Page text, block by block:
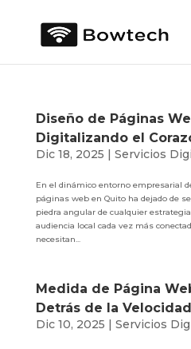
Diseño de Páginas
Digitalizando el
Dic 18, 2025 | Servicios
En el dinámico entorno empresarial
páginas web en Quito ha dejado de
piedra angular de cualquier
audiencia local cada vez más
necesitan...
Medida de Página
Detrás de la
Dic 10, 2025 | Servicios